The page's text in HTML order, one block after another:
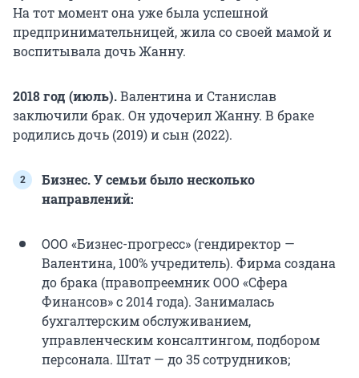
На тот момент она уже была успешной
предпринимательницей, жила со своей мамой и
воспитывала дочь Жанну.
2018 год (июль).Валентина и Станислав
заключили брак. Он удочерил Жанну. В браке
родились дочь (2019) и сын (2022).
Бизнес. У семьи было несколько
направлений:
ООО «Бизнес-прогресс» (гендиректор —
Валентина, 100% учредитель). Фирма создана
до брака (правопреемник ООО «Сфера
Финансов» с 2014 года). Занималась
бухгалтерским обслуживанием,
управленческим консалтингом, подбором
персонала. Штат — до 35 сотрудников;